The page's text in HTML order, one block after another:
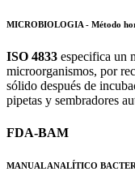
MICROBIOLOGIA - Método
ISO 4833 especifica un
microorganismos, por
sólido después de
pipetas y sembradores
FDA-BAM
MANUAL ANALÍTICO